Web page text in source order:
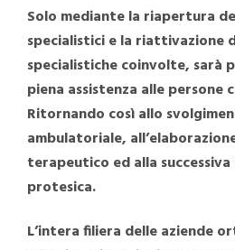
Solo mediante la riapertura
specialistici e la riattivazione
specialistiche coinvolte, sarà
piena assistenza alle persone
Ritornando così allo
ambulatoriale,
terapeutico ed alla
protesica.
L’intera filiera delle aziende